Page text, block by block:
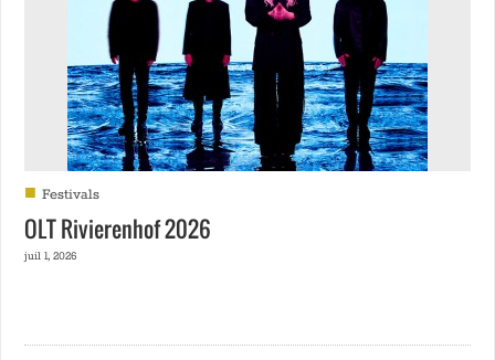
■ Festivals
OLT Rivierenhof 2026
juil 1, 2026